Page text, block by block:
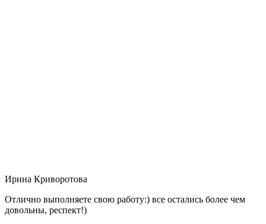
Ирина Криворотова
Отлично выполняете свою работу:) все остались более чем
довольны, респект!)